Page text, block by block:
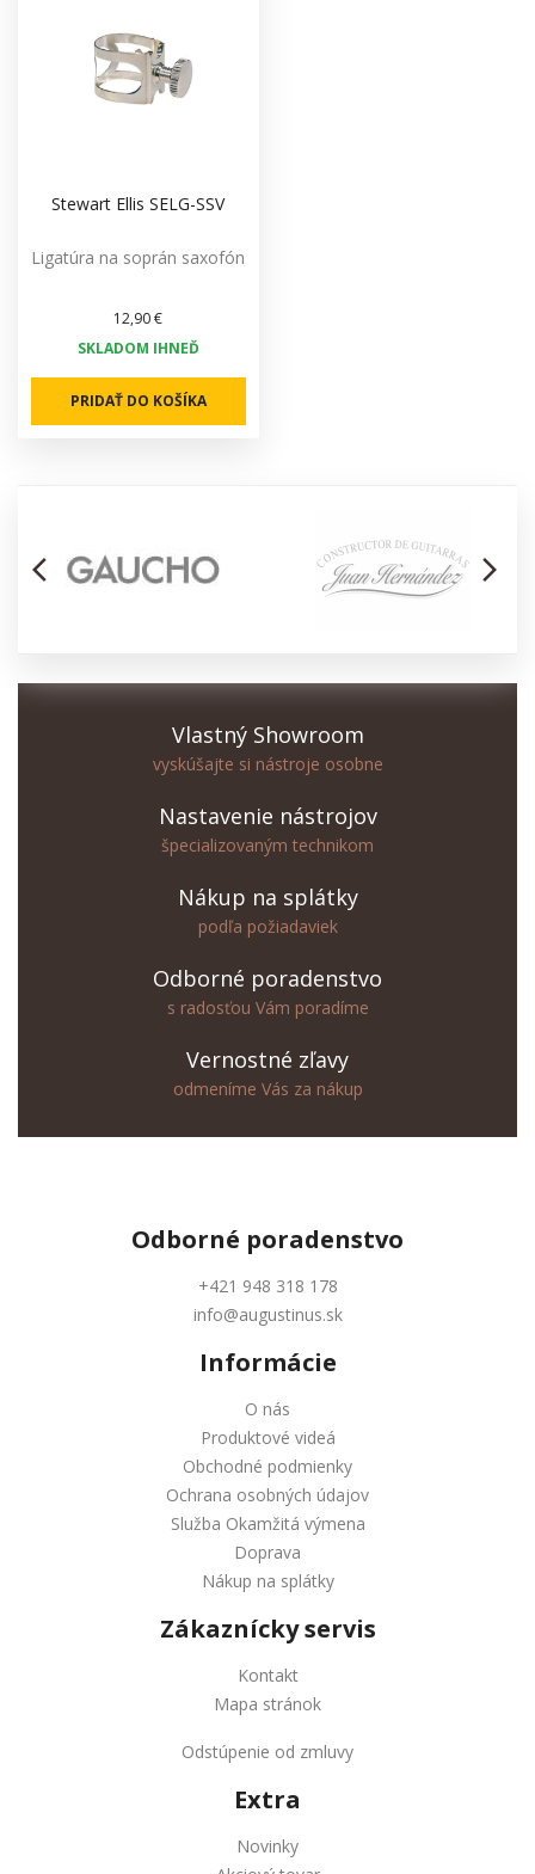
Stewart Ellis SELG-SSV
Ligatúra na soprán saxofón
12,90 €
SKLADOM IHNEĎ
PRIDAŤ DO KOŠÍKA
arrow_back_ios arrow_forward_ios
Vlastný Showroom
vyskúšajte si nástroje osobne
Nastavenie nástrojov
špecializovaným technikom
Nákup na splátky
podľa požiadaviek
Odborné poradenstvo
s radosťou Vám poradíme
Vernostné zľavy
odmeníme Vás za nákup
Odborné poradenstvo
+421 948 318 178
info@augustinus.sk
Informácie
O nás
Produktové videá
Obchodné podmienky
Ochrana osobných údajov
Služba Okamžitá výmena
Doprava
Nákup na splátky
Zákaznícky servis
Kontakt
Mapa stránok
Odstúpenie od zmluvy
Extra
Novinky